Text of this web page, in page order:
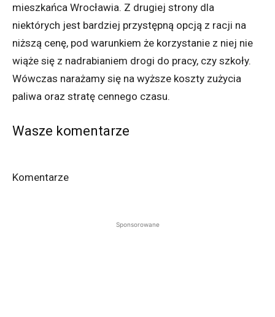
mieszkańca Wrocławia. Z drugiej strony dla
niektórych jest bardziej przystępną opcją z racji na
niższą cenę, pod warunkiem że korzystanie z niej nie
wiąże się z nadrabianiem drogi do pracy, czy szkoły.
Wówczas narażamy się na wyższe koszty zużycia
paliwa oraz stratę cennego czasu.
Wasze komentarze
Komentarze
Sponsorowane